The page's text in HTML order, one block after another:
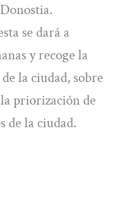
se dará a
y recoge la
la ciudad, sobre
priorización de
de la ciudad.